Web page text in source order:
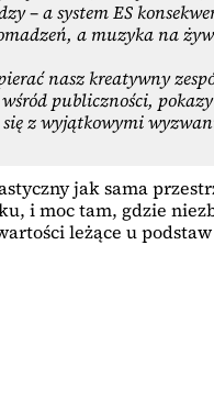
– a system ES
a muzyka na
nasz kreatywny
publiczności,
z wyjątkowymi
jak sama
i moc tam, gdzie
leżące u